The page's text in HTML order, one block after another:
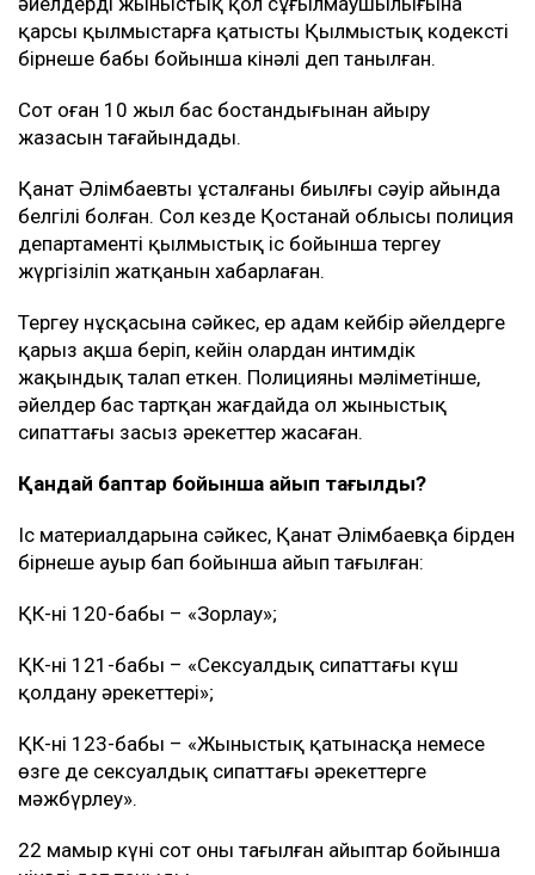
қарсы қылмыстарға қатысты Қылмыстық кодекстің
бірнеше бабы бойынша кінәлі деп танылған.
Сот оған 10 жыл бас бостандығынан айыру
жазасын тағайындады.
Қанат Әлімбаевтың ұсталғаны биылғы сәуір айында
белгілі болған. Сол кезде Қостанай облысы полиция
департаменті қылмыстық іс бойынша тергеу
жүргізіліп жатқанын хабарлаған.
Тергеу нұсқасына сәйкес, ер адам кейбір әйелдерге
қарыз ақша беріп, кейін олардан интимдік
жақындық талап еткен. Полицияның мәліметінше,
әйелдер бас тартқан жағдайда ол жыныстық
сипаттағы заңсыз әрекеттер жасаған.
Қандай баптар бойынша айып тағылды?
Іс материалдарына сәйкес, Қанат Әлімбаевқа бірден
бірнеше ауыр бап бойынша айып тағылған:
ҚК-нің 120-бабы – «Зорлау»;
ҚК-нің 121-бабы – «Сексуалдық сипаттағы күш
қолдану әрекеттері»;
ҚК-нің 123-бабы – «Жыныстық қатынасқа немесе
өзге де сексуалдық сипаттағы әрекеттерге
мәжбүрлеу».
22 мамыр күні сот оны тағылған айыптар бойынша